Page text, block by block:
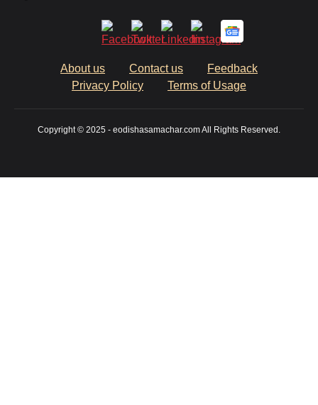
About us Contact us
Feedback
Privacy Policy
Terms of Usage
Copyright © 2025 - eodishasamachar.com All Rights Reserved.